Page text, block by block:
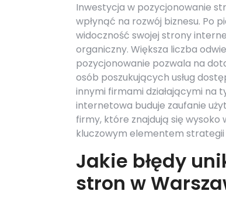
Inwestycja w pozycjonowanie
wpłynąć na rozwój biznesu. Po
widoczność swojej strony
organiczny. Większa liczba
pozycjonowanie pozwala na
osób poszukujących usług
innymi firmami działającymi na
internetowa buduje zaufanie
firmy, które znajdują się wysoko
kluczowym elementem strategii
Jakie błędy
stron w